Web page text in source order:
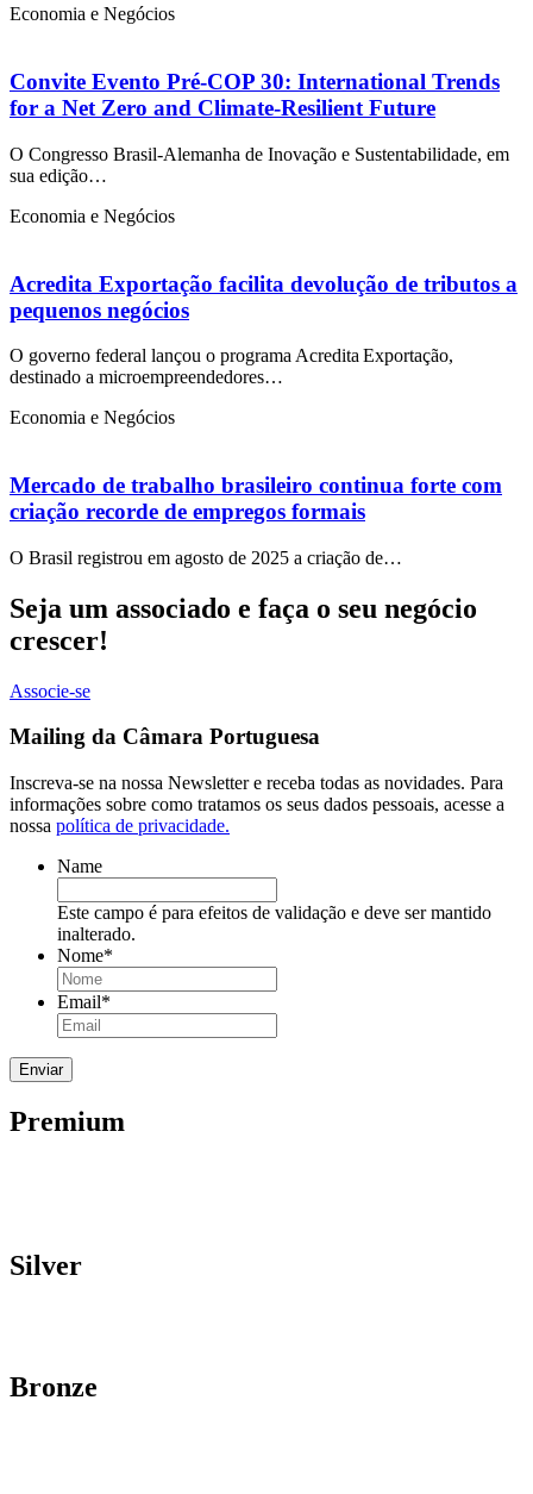
Economia e Negócios
Convite Evento Pré-COP 30: International Trends
for a Net Zero and Climate-Resilient Future
O Congresso Brasil-Alemanha de Inovação e Sustentabilidade, em
sua edição…
Economia e Negócios
Acredita Exportação facilita devolução de tributos a
pequenos negócios
O governo federal lançou o programa Acredita Exportação,
destinado a microempreendedores…
Economia e Negócios
Mercado de trabalho brasileiro continua forte com
criação recorde de empregos formais
O Brasil registrou em agosto de 2025 a criação de…
Seja um associado e faça o seu negócio
crescer!
Associe-se
Mailing da Câmara Portuguesa
Inscreva-se na nossa Newsletter e receba todas as novidades. Para
informações sobre como tratamos os seus dados pessoais, acesse a
nossa política de privacidade.
Name
Este campo é para efeitos de validação e deve ser mantido
inalterado.
Nome*
Email*
Premium
Silver
Bronze